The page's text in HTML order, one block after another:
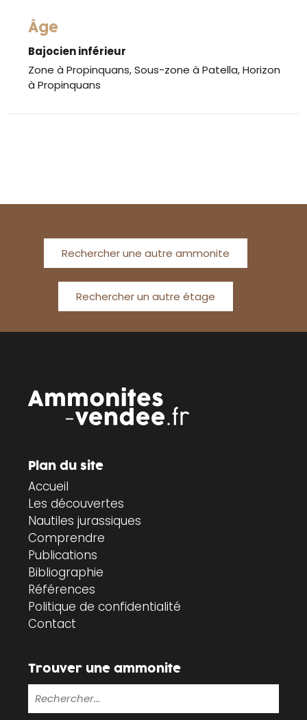
Âge
Bajocien inférieur
Zone à Propinquans, Sous-zone à Patella, Horizon
à Propinquans
Rechercher une autre ammonite
Rechercher un autre étage
Plan du site
Accueil
Les découvertes
Nautiles jurassiques
Comprendre
Publications
Bibliographie
Références
Politique de confidentialité
Contact
Trouver une ammonite